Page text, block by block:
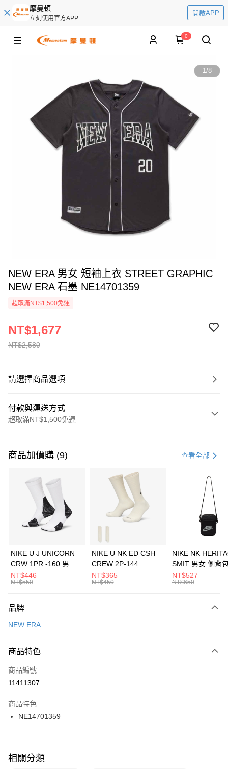
摩曼頓
立刻使用官方APP
開啟APP
0
1/8
NEW ERA 男女 短袖上衣 STREET GRAPHIC
NEW ERA 石墨 NE14701359
超取滿NT$1,500免運
NT$2,580
NT$1,677
請選擇商品選項
付款與運送方式
超取滿NT$1,500免運
信用卡一次付款
3 期 0 利率 每期 21家銀行
合作金庫商業銀行
第一商業銀行
華南商業銀行
彰化商業銀行
上海商業儲蓄銀行
元大商業銀行
台灣樂天信用卡公司
Apple Pay
全盈+PAY
AFTEE先享後付
【關於「AFTEE先享後付」】
便利好安心！
３．安心：先確認商品／服務後，再付款。
【「AFTEE先享後付」結帳流程】
１．於結帳方式選擇「AFTEE先享後付」後，將跳轉至「AFTEE先享後付」
２．訂單成立數日內，您將收到繳費通知簡訊。
３．收到繳費通知簡訊後14天內，點擊此簡訊中的連結，可透過四大超商／
ATM／網路銀行／等多元方式進行付款，方視為交易完成。
※ 交易是否成功請以「AFTEE先享後付 」之結帳頁面顯示為準，若有關於
是否繳費成功／繳費後需取消欲退款等相關疑問，請聯繫「AFTEE先享後付
運送方式
每筆NT$100，滿NT$1,500(含以上)免運費
宅配
每筆NT$100，滿NT$1,500(含以上)免運費
付款後門市自取
每筆NT$100，滿NT$1,500(含以上)免運費
商品加價購 (9) 查看全部
NIKE U J UNICORN
CRW 1PR -160 男女
中統襪 FZ3393100
NT$446
NT$550
NIKE U NK ED CSH
CREW 2P-144
EMBRDY 男女 短統襪
FZ3073133
NT$365
NT$450
NIKE NK
SMIT 男女 側背
BA5871010
NT$527
NT$650
品牌
NEW ERA
商品特色
商品編號
11411307
商品特色
NE14701359
相關分類